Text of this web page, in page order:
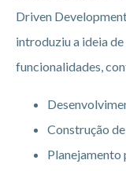
Driven
introduziu a ideia
funcionalidades,
Construção
Planejamento